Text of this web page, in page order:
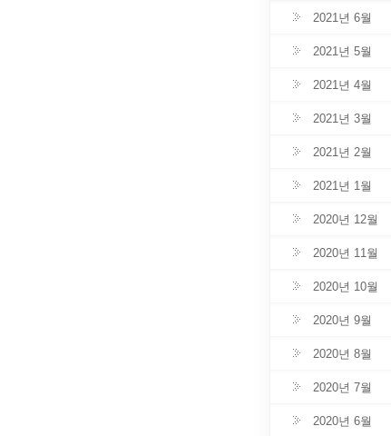
2021년 6월
2021년 5월
2021년 4월
2021년 3월
2021년 2월
2021년 1월
2020년 12월
2020년 11월
2020년 10월
2020년 9월
2020년 8월
2020년 7월
2020년 6월